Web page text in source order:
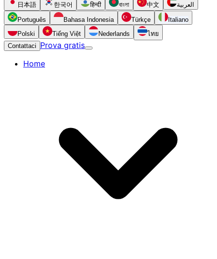
日本語
한국어 हिन्दी বাংলা 中文 العربية
Português Bahasa Indonesia Türkçe
Italiano
Polski
Tiếng Việt Nederlands
ไทย
Contattaci
Prova gratis
Home